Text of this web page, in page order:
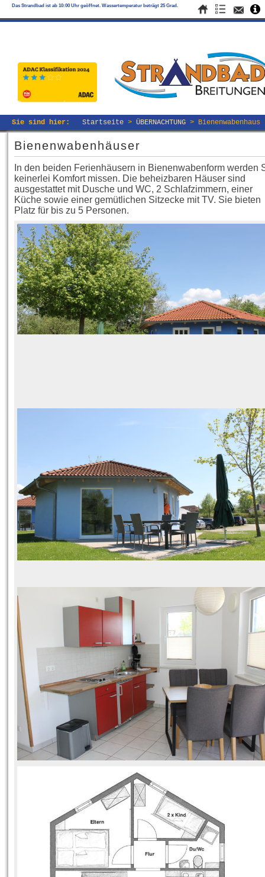
Das Strandbad ist ab 10:00 Uhr geöffnet. Wassertemperatur beträgt 25 Grad.
Camping • Baden •
Sie sind hier: Startseite > ÜBERNACHTUNG > Bienenwabenhaus
Bienenwabenhäuser
In den beiden Ferienhäusern in Bienenwabenform werden
keinerlei Komfort missen. Die beheizbaren Häuser sind
ausgestattet mit Dusche und WC, 2 Schlafzimmern, einer
Küche sowie einer gemütlichen Sitzecke mit TV. Sie bieten
Platz für bis zu 5 Personen.